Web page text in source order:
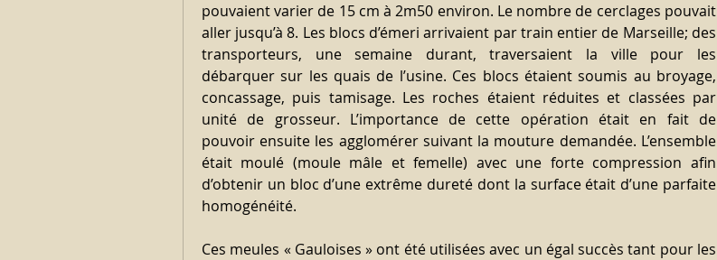
pouvaient varier de 15 cm à 2m50 environ. Le nombre de cerclages pouvait
aller jusqu’à 8. Les blocs d’émeri arrivaient par train entier de Marseille; des
transporteurs, une semaine durant, traversaient la ville pour les
débarquer sur les quais de l’usine. Ces blocs étaient soumis au broyage,
concassage, puis tamisage. Les roches étaient réduites et classées par
unité de grosseur. L’importance de cette opération était en fait de
pouvoir ensuite les agglomérer suivant la mouture demandée. L’ensemble
était moulé (moule mâle et femelle) avec une forte compression afin
d’obtenir un bloc d’une extrême dureté dont la surface était d’une parfaite
homogénéité.
Ces meules « Gauloises » ont été utilisées avec un égal succès tant pour les